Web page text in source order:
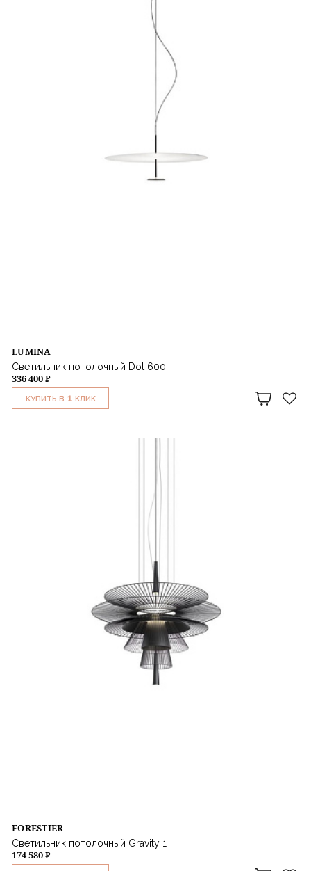
LUMINA
Светильник потолочный Dot 600
336 400 ₽
КУПИТЬ В 1 КЛИК
FORESTIER
Светильник потолочный Gravity 1
174 580 ₽